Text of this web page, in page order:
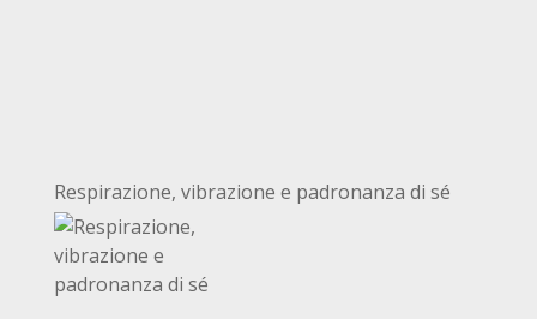
Respirazione, vibrazione e padronanza di sé